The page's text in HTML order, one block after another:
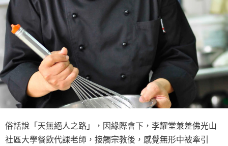
俗話說「天無絕人之路」，因緣際會下，李耀堂兼差佛光山
社區大學餐飲代課老師，接觸宗教後，感覺無形中被牽引